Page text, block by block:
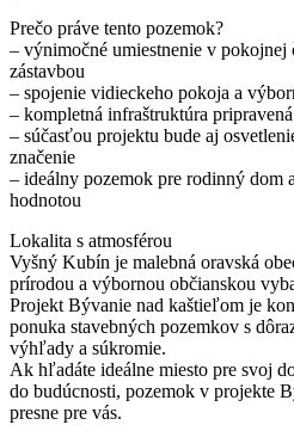
Prečo práve tento pozemok?
– výnimočné umiestnenie v pokojnej
zástavbou
– spojenie vidieckeho pokoja a
– kompletná infraštruktúra
– súčasťou projektu bude aj
značenie
– ideálny pozemok pre rodinný dom
hodnotou
Lokalita s atmosférou
Vyšný Kubín je malebná oravská
prírodou a výbornou občianskou
Projekt Bývanie nad kaštieľom je
ponuka stavebných pozemkov s
výhľady a súkromie.
Ak hľadáte ideálne miesto pre svoj
do budúcnosti, pozemok v projekte
presne pre vás.